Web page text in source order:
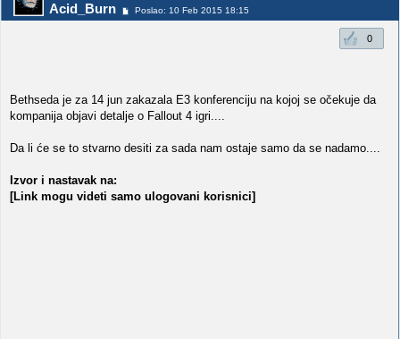
Acid_Burn Poslao: 10 Feb 2015 18:15
0
Bethseda je za 14 jun zakazala E3 konferenciju na kojoj se očekuje da
kompanija objavi detalje o Fallout 4 igri....
Da li će se to stvarno desiti za sada nam ostaje samo da se nadamo....
Izvor i nastavak na:
[Link mogu videti samo ulogovani korisnici]